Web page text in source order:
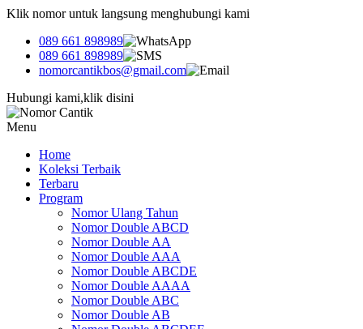
Klik nomor untuk langsung menghubungi kami
089 661 898989
089 661 898989
nomorcantikbos@gmail.com
Hubungi kami,klik disini
Menu
Home
Koleksi Terbaik
Terbaru
Program
Nomor Ulang Tahun
Nomor Double ABCD
Nomor Double AA
Nomor Double AAA
Nomor Double ABCDE
Nomor Double AAAA
Nomor Double ABC
Nomor Double AB